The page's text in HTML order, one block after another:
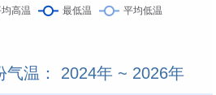
气温： 2024年 ~ 2026年